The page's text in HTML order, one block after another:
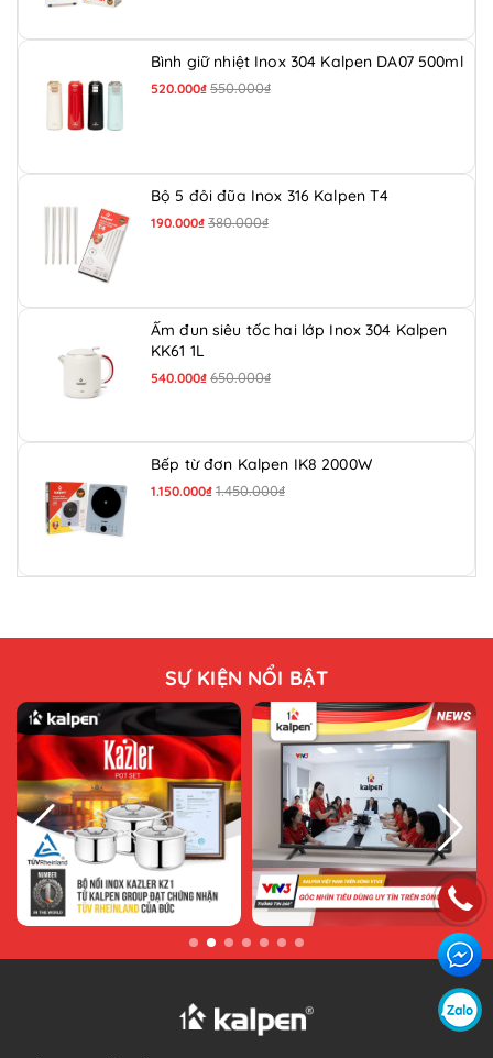
Bình giữ nhiệt Inox 304 Kalpen DA07 500ml
520.000₫ 550.000₫
Bộ 5 đôi đũa Inox 316 Kalpen T4
190.000₫ 380.000₫
Ấm đun siêu tốc hai lớp Inox 304 Kalpen
KK61 1L
540.000₫ 650.000₫
Bếp từ đơn Kalpen IK8 2000W
1.150.000₫ 1.450.000₫
SỰ KIỆN NỔI BẬT